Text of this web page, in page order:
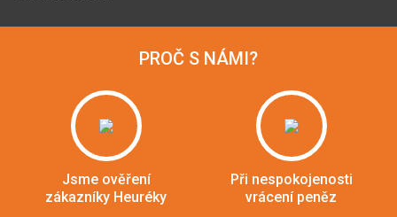
PROČ S NÁMI?
Jsme ověření
zákazníky Heuréky
Při nespokojenosti
vrácení peněz